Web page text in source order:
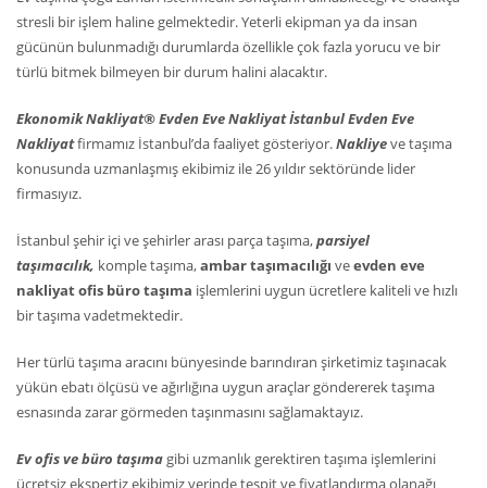
stresli bir işlem haline gelmektedir. Yeterli ekipman ya da insan
gücünün bulunmadığı durumlarda özellikle çok fazla yorucu ve bir
türlü bitmek bilmeyen bir durum halini alacaktır.
Ekonomik Nakliyat® Evden Eve Nakliyat İstanbul Evden Eve
Nakliyatfirmamız İstanbul’da faaliyet gösteriyor.Nakliyeve taşıma
konusunda uzmanlaşmış ekibimiz ile 26 yıldır sektöründe lider
firmasıyız.
İstanbul şehir içi ve şehirler arası parça taşıma,parsiyel
taşımacılık, komple taşıma,ambar taşımacılığı veevden eve
nakliyat ofis büro taşıma işlemlerini uygun ücretlere kaliteli ve hızlı
bir taşıma vadetmektedir.
Her türlü taşıma aracını bünyesinde barındıran şirketimiz taşınacak
yükün ebatı ölçüsü ve ağırlığına uygun araçlar göndererek taşıma
esnasında zarar görmeden taşınmasını sağlamaktayız.
Ev ofis ve büro taşıma gibi uzmanlık gerektiren taşıma işlemlerini
ücretsiz ekspertiz ekibimiz yerinde tespit ve fiyatlandırma olanağı